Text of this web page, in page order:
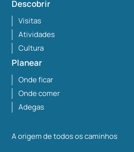
Descobrir
Visitas
Atividades
Cultura
Planear
Onde ficar
Onde comer
Adegas
A origem de todos os caminhos